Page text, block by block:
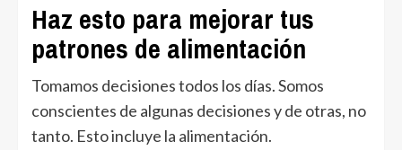
Haz esto para mejorar tus
patrones de alimentación
Tomamos decisiones todos los días. Somos
conscientes de algunas decisiones y de otras, no
tanto. Esto incluye la alimentación.